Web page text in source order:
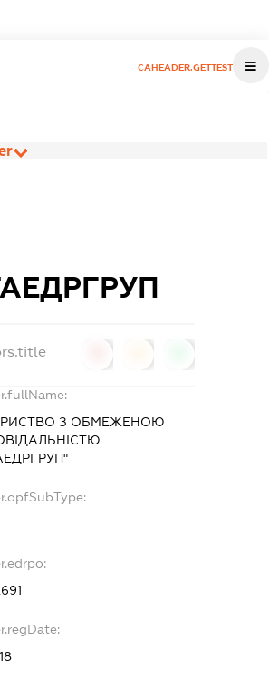
CAHEADER.GETTEST
З ОБМЕЖЕНОЮ